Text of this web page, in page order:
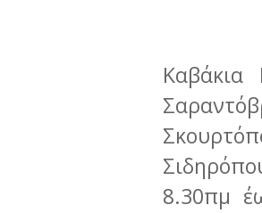
Καβάκια
8.30πμ